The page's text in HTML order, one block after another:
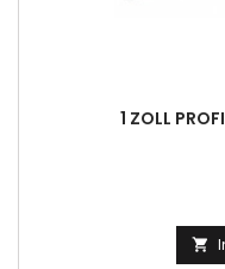
1 ZOLL
